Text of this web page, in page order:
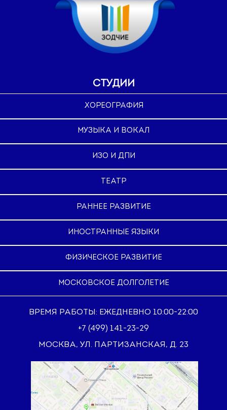
СТУДИИ
ХОРЕОГРАФИЯ
МУЗЫКА И ВОКАЛ
ИЗО И ДПИ
ТЕАТР
РАННЕЕ РАЗВИТИЕ
ИНОСТРАННЫЕ ЯЗЫКИ
ФИЗИЧЕСКОЕ РАЗВИТИЕ
МОСКОВСКОЕ ДОЛГОЛЕТИЕ
ВРЕМЯ РАБОТЫ: ЕЖЕДНЕВНО 10:00-22:00
+7 (499) 141-23-29
МОСКВА, УЛ. ПАРТИЗАНСКАЯ, Д. 23